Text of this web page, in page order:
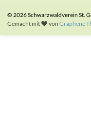
© 2026 Schwarzwaldverein St.
Gemacht mit
vonGraphene